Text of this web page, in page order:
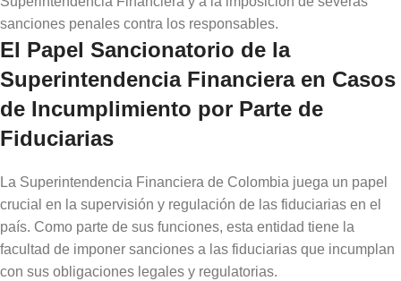
sanciones penales contra los responsables.
El Papel Sancionatorio de la
Superintendencia Financiera en Casos
de Incumplimiento por Parte de
Fiduciarias
La Superintendencia Financiera de Colombia juega un papel
crucial en la supervisión y regulación de las fiduciarias en el
país. Como parte de sus funciones, esta entidad tiene la
facultad de imponer sanciones a las fiduciarias que incumplan
con sus obligaciones legales y regulatorias.